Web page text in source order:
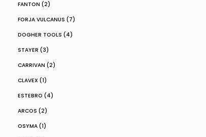
FANTON (2)
FORJA VULCANUS (7)
DOGHER TOOLS (4)
STAYER (3)
CARRIVAN (2)
CLAVEX (1)
ESTEBRO (4)
ARCOS (2)
OSYMA (1)